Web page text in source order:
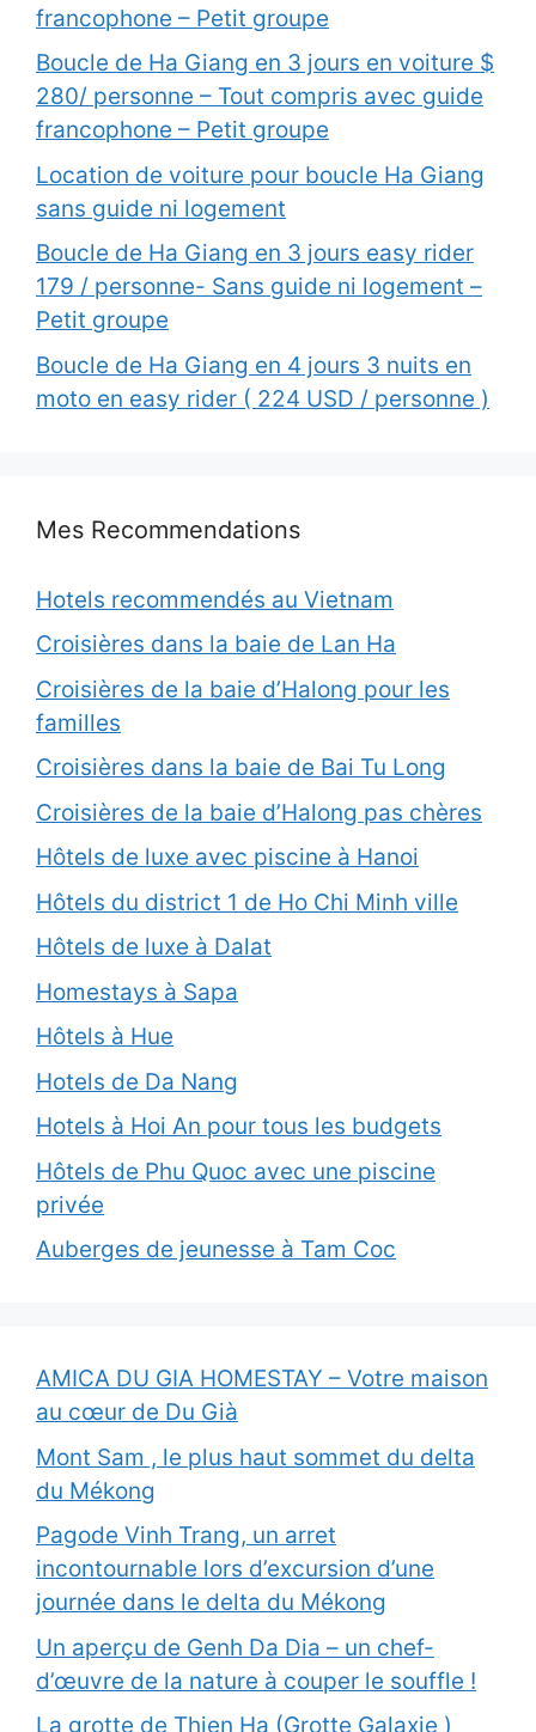
francophone – Petit groupe
Boucle de Ha Giang en 3 jours en voiture $
280/ personne – Tout compris avec guide
francophone – Petit groupe
Location de voiture pour boucle Ha Giang
sans guide ni logement
Boucle de Ha Giang en 3 jours easy rider
179 / personne- Sans guide ni logement –
Petit groupe
Boucle de Ha Giang en 4 jours 3 nuits en
moto en easy rider ( 224 USD / personne )
Mes Recommendations
Hotels recommendés au Vietnam
Croisières dans la baie de Lan Ha
Croisières de la baie d’Halong pour les
familles
Croisières dans la baie de Bai Tu Long
Croisières de la baie d’Halong pas chères
Hôtels de luxe avec piscine à Hanoi
Hôtels du district 1 de Ho Chi Minh ville
Hôtels de luxe à Dalat
Homestays à Sapa
Hôtels à Hue
Hotels de Da Nang
Hotels à Hoi An pour tous les budgets
Hôtels de Phu Quoc avec une piscine
privée
Auberges de jeunesse à Tam Coc
AMICA DU GIA HOMESTAY – Votre maison
au cœur de Du Già
Mont Sam , le plus haut sommet du delta
du Mékong
Pagode Vinh Trang, un arret
incontournable lors d’excursion d’une
journée dans le delta du Mékong
Un aperçu de Genh Da Dia – un chef-
d’œuvre de la nature à couper le souffle !
La grotte de Thien Ha (Grotte Galaxie )